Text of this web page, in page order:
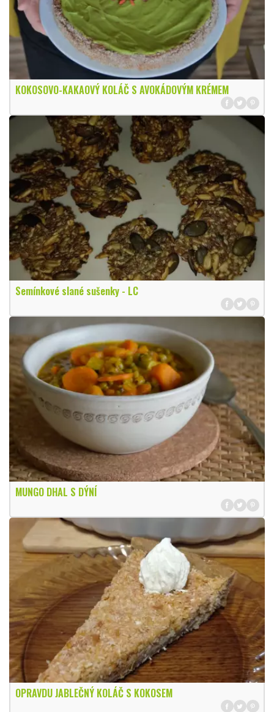
KOKOSOVO-KAKAOVÝ KOLÁČ S AVOKÁDOVÝM KRÉMEM
Semínkové slané sušenky - LC
MUNGO DHAL S DÝNÍ
OPRAVDU JABLEČNÝ KOLÁČ S KOKOSEM